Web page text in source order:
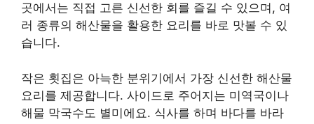
곳에서는 직접 고른 신선한 회를 즐길 수 있으며, 여
러 종류의 해산물을 활용한 요리를 바로 맛볼 수 있
습니다.
작은 횟집은 아늑한 분위기에서 가장 신선한 해산물
요리를 제공합니다. 사이드로 주어지는 미역국이나
해물 막국수도 별미에요. 식사를 하며 바다를 바라